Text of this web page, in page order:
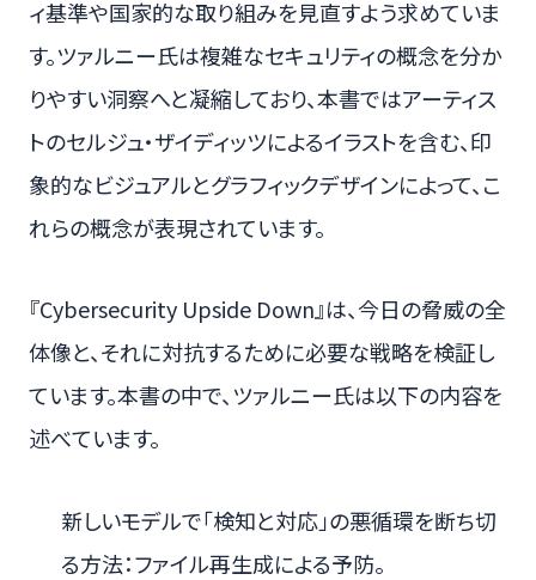
ィ基準や国家的な取り組みを見直すよう求めていま
す。ツァルニー氏は複雑なセキュリティの概念を分か
りやすい洞察へと凝縮しており、本書ではアーティス
トのセルジュ・ザイディッツによるイラストを含む、印
象的なビジュアルとグラフィックデザインによって、こ
れらの概念が表現されています。
『Cybersecurity Upside Down』は、今日の脅威の全
体像と、それに対抗するために必要な戦略を検証し
ています。本書の中で、ツァルニー氏は以下の内容を
述べています。
新しいモデルで「検知と対応」の悪循環を断ち切
る方法：ファイル再生成による予防。